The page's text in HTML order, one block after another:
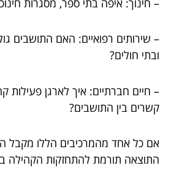
– שירותים רפואיים: האם התושבים
ובתי חולים?
– חיים חברתיים: איך לארגן
קשרים בין התושבים?
אם כל אחד מהמרכיבים הללו מקבל
התוצאה תורמת להתחזקות הקהילה